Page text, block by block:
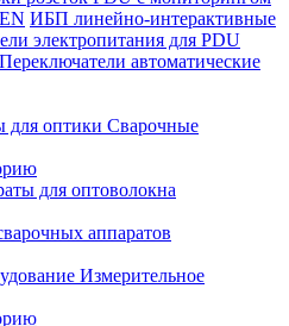
ИБП линейно-интерактивные
электропитания для PDU
Переключатели автоматические
Сварочные
для оптоволокна
аппаратов
Измерительное